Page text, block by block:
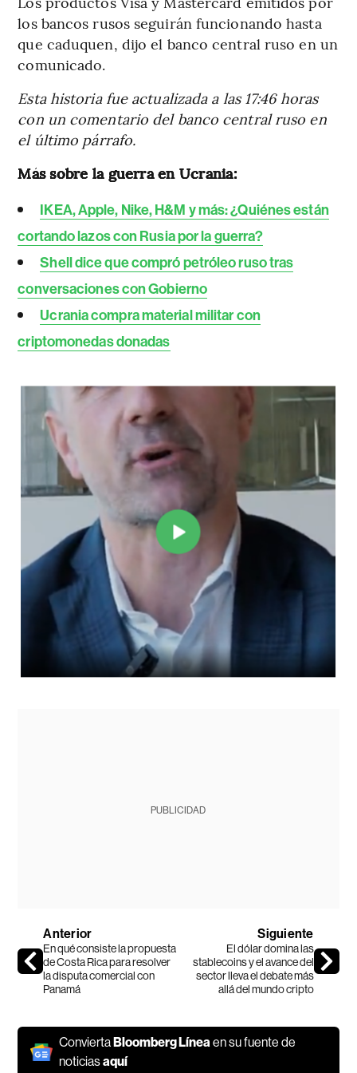
los bancos rusos seguirán funcionando hasta
que caduquen, dijo el banco central ruso en un
comunicado.
Esta historia fue actualizada a las 17:46 horas
con un comentario del banco central ruso en
el último párrafo.
Más sobre la guerra en Ucrania:
IKEA, Apple, Nike, H&M y más: ¿Quiénes están
cortando lazos con Rusia por la guerra?
Shell dice que compró petróleo ruso tras
conversaciones con Gobierno
Ucrania compra material militar con
criptomonedas donadas
PUBLICIDAD
Anterior
En qué consiste la propuesta
de Costa Rica para resolver
la disputa comercial con
Panamá
Siguiente
El dólar domina las
stablecoins y el avance del
sector lleva el debate más
allá del mundo cripto
ConviertaBloomberg Líneaen su fuente de
noticiasaquí